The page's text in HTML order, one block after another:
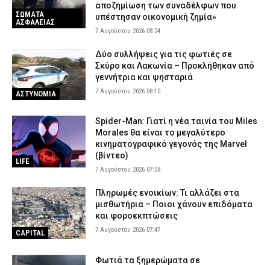
ΣΩΜΑΤΑ
ΑΣΦΑΛΕΙΑΣ
αποζημίωση των συναδέλφων που
υπέστησαν οικονομική ζημία»
7 Αυγούστου 2026 08:24
ΑΣΤΥΝΟΜΙΑ
Δύο συλλήψεις για τις φωτιές σε
Σκύρο και Λακωνία – Προκλήθηκαν από
γεννήτρια και ψησταριά
7 Αυγούστου 2026 08:10
LIFE
Spider-Man: Γιατί η νέα ταινία του Miles
Morales θα είναι το μεγαλύτερο
κινηματογραφικό γεγονός της Marvel
(βίντεο)
7 Αυγούστου 2026 07:58
CAPITAL
Πληρωμές ενοικίων: Τι αλλάζει στα
μισθωτήρια – Ποιοι χάνουν επιδόματα
και φοροεκπτώσεις
7 Αυγούστου 2026 07:47
Φωτιά τα ξημερώματα σε